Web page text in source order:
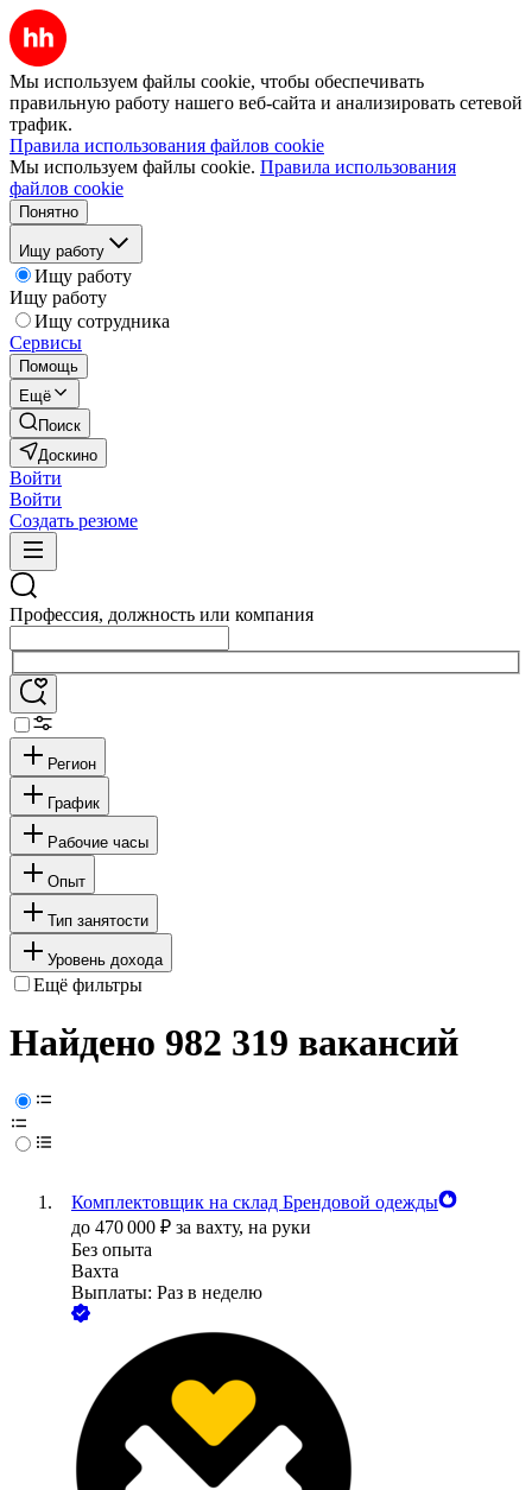
Мы используем файлы cookie, чтобы обеспечивать
правильную работу нашего веб-сайта и анализировать сетевой
трафик.
Правила использования файлов cookie
Мы используем файлы cookie. Правила использования
файлов cookie
Понятно
Ищу работу
Ищу работу
Ищу работу
Ищу сотрудника
Сервисы
Помощь
Ещё
Поиск
Доскино
Войти
Войти
Создать резюме
Профессия, должность или компания
Регион
График
Рабочие часы
Опыт
Тип занятости
Уровень дохода
Ещё фильтры
Найдено 982 319 вакансий
Комплектовщик на склад Брендовой одежды
до 470 000 ₽ за вахту, на руки
Без опыта
Вахта
Выплаты: Раз в неделю